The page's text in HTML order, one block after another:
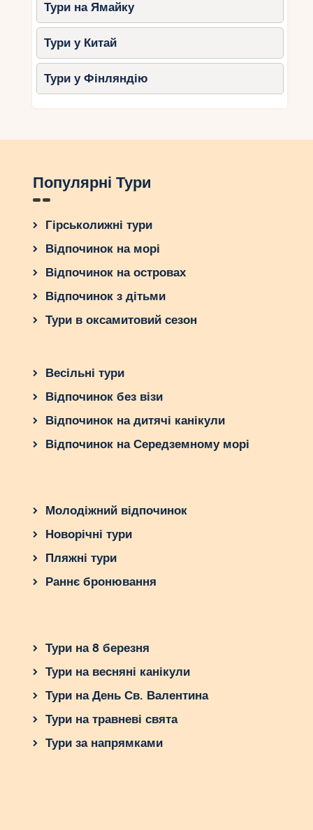
Тури на Ямайку
Тури у Китай
Тури у Фінляндію
Популярні Тури
Гірськолижні тури
Відпочинок на морі
Відпочинок на островах
Відпочинок з дітьми
Тури в оксамитовий сезон
Весільні тури
Відпочинок без візи
Відпочинок на дитячі канікули
Відпочинок на Середземному морі
Молодіжний відпочинок
Новорічні тури
Пляжні тури
Раннє бронювання
Тури на 8 березня
Тури на весняні канікули
Тури на День Св. Валентина
Тури на травневі свята
Тури за напрямками